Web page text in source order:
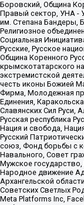
Боровский, Община
Правый сектор, УНА -
им. Степана Бандеры,
Религиозное
Социальная
Русские, Русское
Община Коренного
крымскотатарского
экстремистской
честь иконы Божией
Фирма, Молодежная
Единения,
Славянских Сил Руси,
Русская республика
Нация и свобода,
Русский
союз, Фонд борьбы с
Навального, Совет
Мужское
Народное движение
Архангельской
Советских Светлых
Meta Platforms Inc,